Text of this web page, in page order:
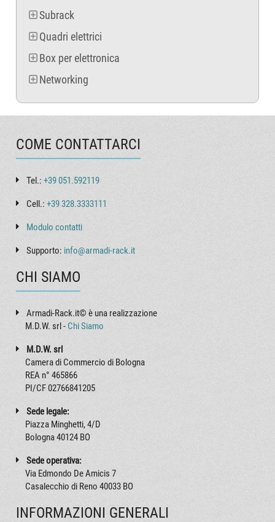
Subrack
Quadri elettrici
Box per elettronica
Networking
COME CONTATTARCI
Tel.:+39 051.592119
Cell.:+39 328.3333111
Modulo contatti
Supporto: info@armadi-rack.it
CHI SIAMO
Armadi-Rack.it© è una realizzazione
M.D.W. srl - Chi Siamo
M.D.W. srl
Camera di Commercio di Bologna
REA n° 465866
PI/CF 02766841205
Sede legale:
Piazza Minghetti, 4/D
Bologna 40124 BO
Sede operativa:
Via Edmondo De Amicis 7
Casalecchio di Reno 40033 BO
INFORMAZIONI GENERALI